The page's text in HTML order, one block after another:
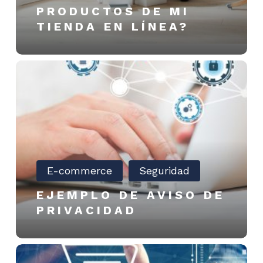
línea?PRODUCTOS DE MI
TIENDA EN LÍNEA?
privacidad
E-commerce Seguridad
EJEMPLO DE AVISO DE
PRIVACIDAD
Link